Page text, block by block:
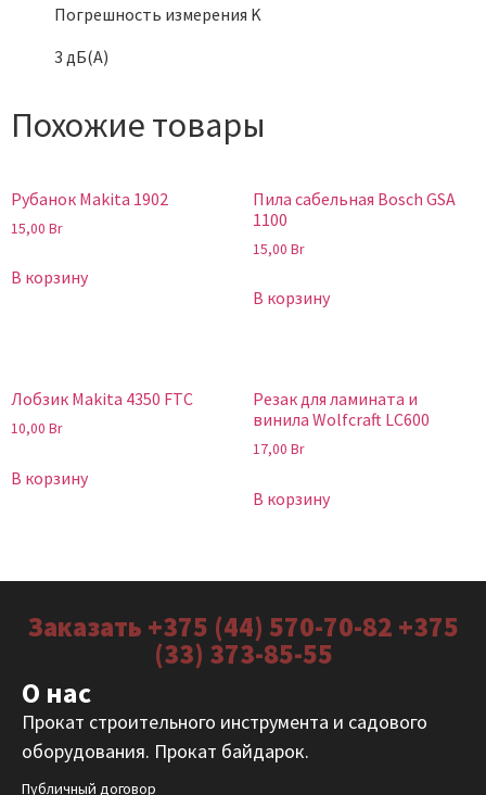
Погрешность измерения K
3 дБ(А)
Похожие товары
Рубанок Makita 1902
15,00 Br
В корзину
Пила сабельная Bosch GSA
1100
15,00 Br
В корзину
Лобзик Makita 4350 FTC
10,00 Br
В корзину
Резак для ламината и
винила Wolfcraft LC600
17,00 Br
В корзину
Заказать +375 (44) 570-70-82 +375
(33) 373-85-55
О нас
Прокат строительного инструмента и садового
оборудования. Прокат байдарок.
Публичный договор